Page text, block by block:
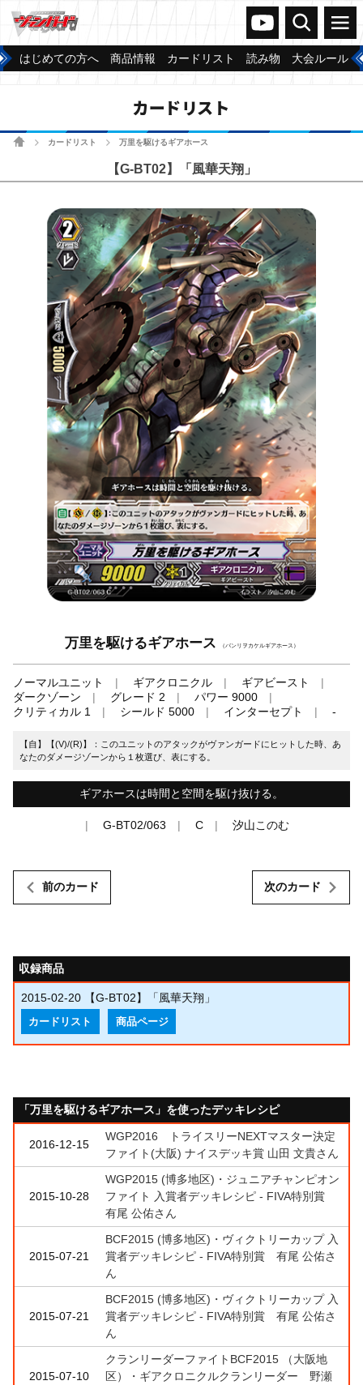
ヴァンガードch
検索 メニュー
はじめての方へ 商品情報 カードリスト 読み物 大会ルール
カードリスト
ホームカードリスト 万里を駆けるギアホース
【G-BT02】「風華天翔」
万里を駆けるギアホース （バンリヲカケルギアホース）
ノーマルユニット ギアクロニクル
ギアビースト
ダークゾーン
グレード 2
パワー 9000
クリティカル 1
シールド 5000 インターセプト -
【自】【(V)/(R)】：このユニットのアタックがヴァンガードにヒットした時、あ
なたのダメージゾーンから１枚選び、表にする。
ギアホースは時間と空間を駆け抜ける。
G-BT02/063 C 汐山このむ
前のカード 次のカード
収録商品
2015-02-20 【G-BT02】「風華天翔」
カードリスト 商品ページ
「万里を駆けるギアホース」を使ったデッキレシピ
2016-12-15
WGP2016 トライスリーNEXTマスター決定
ファイト(大阪) ナイスデッキ賞 山田 文貴さん
2015-10-28
WGP2015 (博多地区)・ジュニアチャンピオン
ファイト 入賞者デッキレシピ - FIVA特別賞
有尾 公佑さん
2015-07-21
BCF2015 (博多地区)・ヴィクトリーカップ 入
賞者デッキレシピ - FIVA特別賞 有尾 公佑さ
ん
2015-07-21
BCF2015 (博多地区)・ヴィクトリーカップ 入
賞者デッキレシピ - FIVA特別賞 有尾 公佑さ
ん
2015-07-10
クランリーダーファイトBCF2015 （大阪地
区）・ギアクロニクルクランリーダー 野瀬